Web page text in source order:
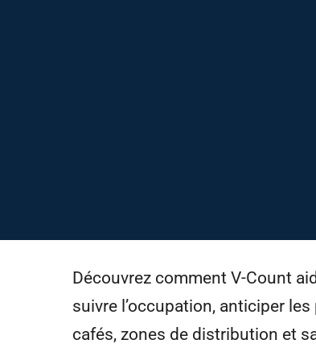
Découvrez comment V-Count
suivre l’occupation, anticiper
cafés, zones de distribution et